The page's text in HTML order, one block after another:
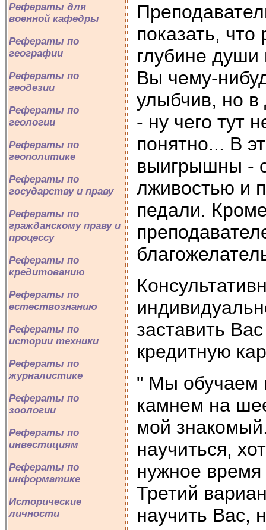
Рефераты для
военной кафедры
Рефераты по
географии
Рефераты по
геодезии
Рефераты по
геологии
Рефераты по
геополитике
Рефераты по
государству и праву
Рефераты по
гражданскому праву и
процессу
Рефераты по
кредитованию
Рефераты по
естествознанию
Рефераты по
истории техники
Рефераты по
журналистике
Рефераты по
зоологии
Рефераты по
инвестициям
Рефераты по
информатике
Исторические
личности
показать,
глубине души
Вы чему-
улыбчив, но в
- ну чего тут
понятно... В
выигрышны -
лживостью и
педали.
заставить
кредитную
" Мы обучаем
камнем на
мой
научиться,
нужное время
Третий
научить Вас,